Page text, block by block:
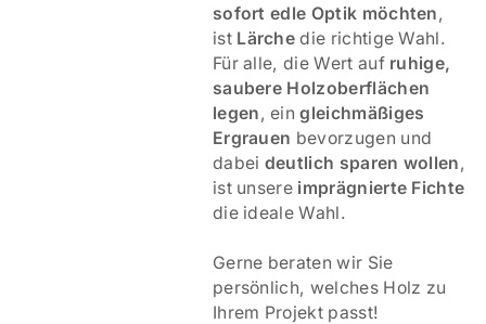
sofort edle Optik möchten,
ist Lärchedie richtige Wahl.
Für alle, die Wert auf ruhige,
saubere Holzoberflächen
legen, eingleichmäßiges
Ergrauen bevorzugen und
dabei deutlich sparen wollen,
ist unsere imprägnierte Fichte
die ideale Wahl.
Gerne beraten wir Sie
persönlich, welches Holz zu
Ihrem Projekt passt!